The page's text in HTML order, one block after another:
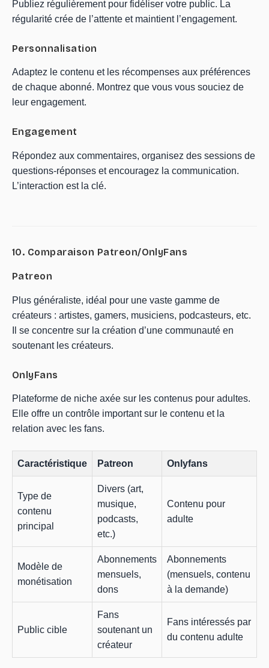
Publiez régulièrement pour fidéliser votre public. La
régularité crée de l’attente et maintient l’engagement.
Personnalisation
Adaptez le contenu et les récompenses aux préférences
de chaque abonné. Montrez que vous vous souciez de
leur engagement.
Engagement
Répondez aux commentaires, organisez des sessions de
questions-réponses et encouragez la communication.
L’interaction est la clé.
10. Comparaison Patreon/OnlyFans
Patreon
Plus généraliste, idéal pour une vaste gamme de
créateurs : artistes, gamers, musiciens, podcasteurs, etc.
Il se concentre sur la création d’une communauté en
soutenant les créateurs.
OnlyFans
Plateforme de niche axée sur les contenus pour adultes.
Elle offre un contrôle important sur le contenu et la
relation avec les fans.
Caractéristique Patreon Onlyfans
Type de
contenu
principal
Divers (art,
musique,
podcasts,
etc.)
Contenu pour
adulte
Modèle de
monétisation
Abonnements
mensuels,
dons
Abonnements
(mensuels, contenu
à la demande)
Public cible
Fans
soutenant un
créateur
Fans intéressés par
du contenu adulte